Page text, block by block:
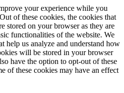
your experience while you
of these cookies, the cookies that
stored on your browser as they are
functionalities of the website. We
help us analyze and understand how
will be stored in your browser
have the option to opt-out of these
of these cookies may have an effect